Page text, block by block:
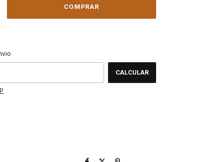
CALCULAR